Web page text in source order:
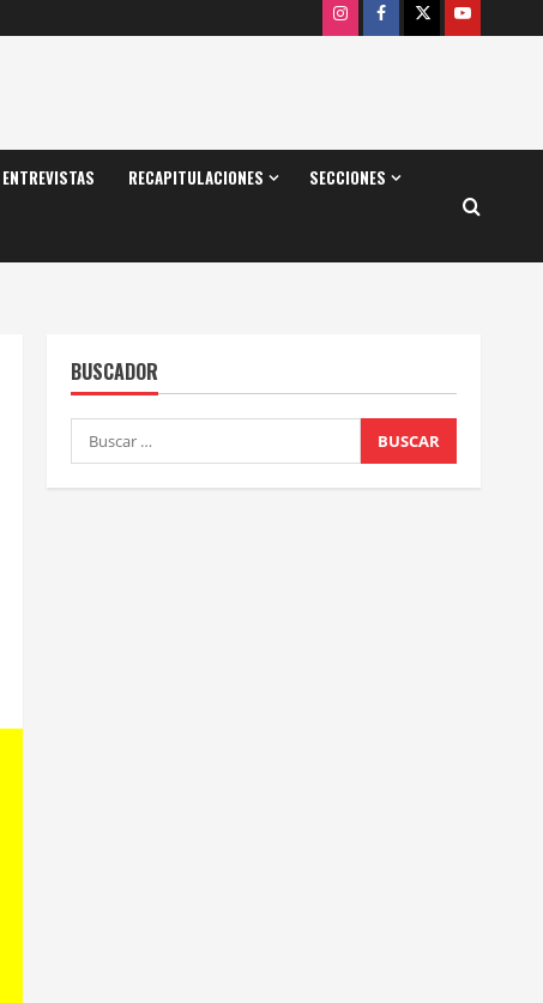
InstagramFacebook
X Youtube
ENTREVISTAS RECAPITULACIONES SECCIONES
BUSCADOR
Buscar: